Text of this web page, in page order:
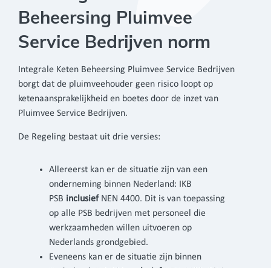
Beheersing Pluimvee
Service Bedrijven norm
Integrale Keten Beheersing Pluimvee Service Bedrijven
borgt dat de pluimveehouder geen risico loopt op
ketenaansprakelijkheid en boetes door de inzet van
Pluimvee Service Bedrijven.
De Regeling bestaat uit drie versies:
Allereerst kan er de situatie zijn van een
onderneming binnen Nederland: IKB
PSB inclusiefNEN 4400. Dit is van toepassing
op alle PSB bedrijven met personeel die
werkzaamheden willen uitvoeren op
Nederlands grondgebied.
Eveneens kan er de situatie zijn binnen